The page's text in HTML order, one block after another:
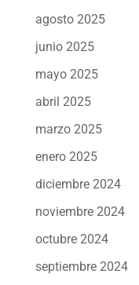
agosto 2025
junio 2025
mayo 2025
abril 2025
marzo 2025
enero 2025
diciembre 2024
noviembre 2024
octubre 2024
septiembre 2024